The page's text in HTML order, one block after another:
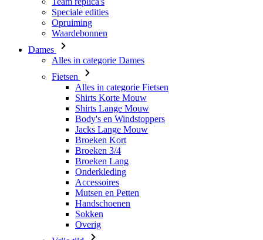
Alles in categorie Dames
Fietsen
Alles in categorie Fietsen
Shirts Lange Mouw
Body's en Windstoppers
Jacks Lange Mouw
Broeken Kort
Broeken 3/4
Broeken Lang
Onderkleding
Accessoires
Mutsen en Petten
Handschoenen
Sokken
Overig
Vrije tijd
Alles in categorie Vrije tijd
T-Shirts
Hoodie
Mutsen en Petten